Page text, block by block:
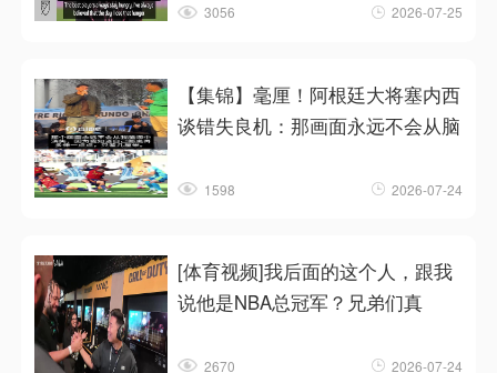
3056 2026-07-25
【集锦】毫厘！阿根廷大将塞内西
谈错失良机：那画面永远不会从脑
1598 2026-07-24
[体育视频]我后面的这个人，跟我
说他是NBA总冠军？兄弟们真
2670 2026-07-24